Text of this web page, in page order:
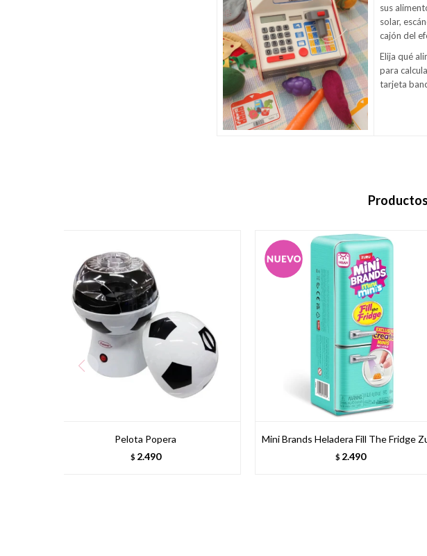
sus
solar,
cajón del
Elija qué
para
tarjeta
Pelota Popera
$ 2.490
Mini Brands Heladera Fill The Fridge
$ 2.490